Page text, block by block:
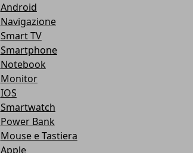
Android
Navigazione
Smart TV
Smartphone
Notebook
Monitor
IOS
Smartwatch
Power Bank
Mouse e Tastiera
Apple